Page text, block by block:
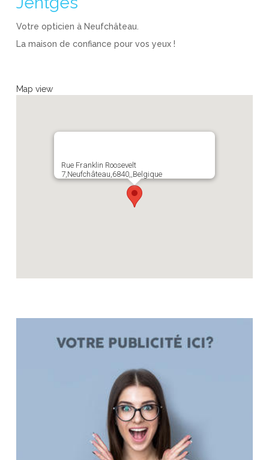
Votre opticien à Neufchâteau.
La maison de confiance pour vos yeux !
Map view
Rue Franklin Roosevelt
7,Neufchâteau,6840,,Belgique